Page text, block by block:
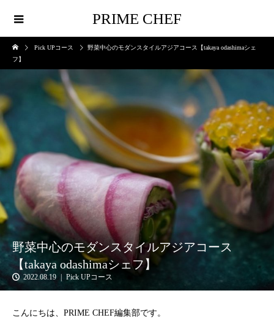
PRIME CHEF
Pick UPコース
野菜中心のモダンスタイルアジアコース【takaya odashimaシェ
フ】
野菜中心のモダンスタイルアジアコース
【takaya odashimaシェフ】
2022.08.19 Pick UPコース
こんにちは、PRIME CHEF編集部です。